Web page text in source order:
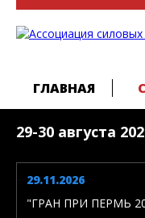
ГЛАВНАЯ
29-30 августа
29.11.2026
"ГРАН ПРИ ПЕРМЬ